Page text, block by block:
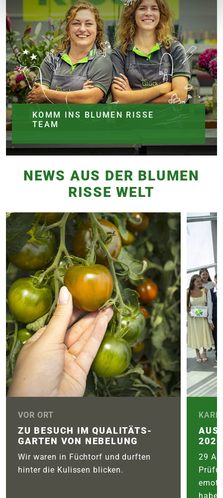
KOMM INS BLUMEN RISSE
TEAM
NEWS AUS DER BLUMEN
RISSE WELT
VOR ORT
ZU BESUCH IM QUALITÄTS­
GARTEN VON NEBELUNG
Wir waren in Füchtorf und durften
hinter die Kulissen blicken.
2026
29